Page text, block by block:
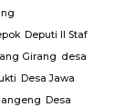
Deputi II Staf
Girang desa
Desa Jawa
Desa